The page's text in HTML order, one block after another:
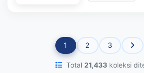
1 2 3
Total 21,433 koleksi